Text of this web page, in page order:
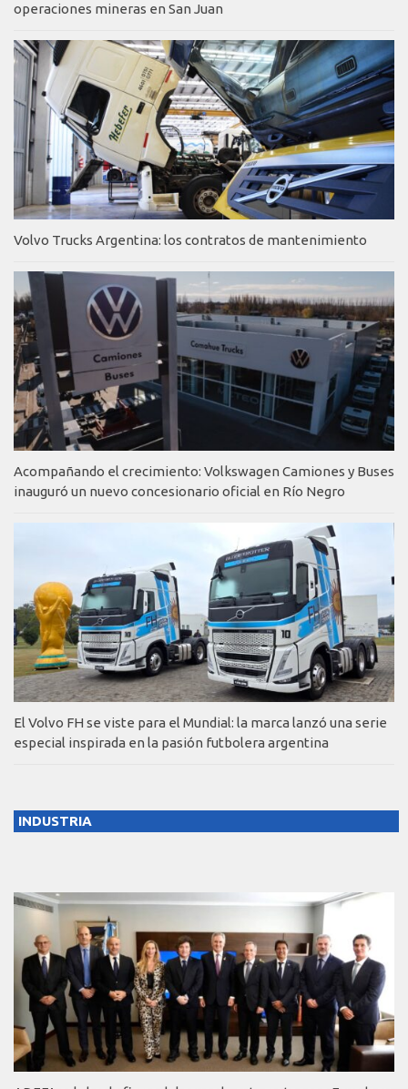
operaciones mineras en San Juan
Volvo Trucks Argentina: los contratos de mantenimiento
Acompañando el crecimiento: Volkswagen Camiones y Buses
inauguró un nuevo concesionario oficial en Río Negro
El Volvo FH se viste para el Mundial: la marca lanzó una serie
especial inspirada en la pasión futbolera argentina
INDUSTRIA